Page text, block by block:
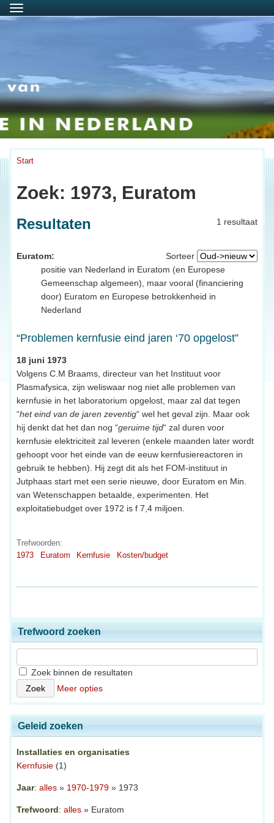
Menu
Start
Zoek: 1973, Euratom
1 resultaat
Resultaten
Sorteer
Euratom:
positie van Nederland in Euratom (en Europese
Gemeenschap algemeen), maar vooral (financiering
door) Euratom en Europese betrokkenheid in
Nederland
“Problemen kernfusie eind jaren ‘70 opgelost”
18 juni 1973
Volgens C.M Braams, directeur van het Instituut voor
Plasmafysica, zijn weliswaar nog niet alle problemen van
kernfusie in het laboratorium opgelost, maar zal dat tegen
“het eind van de jaren zeventig“ wel het geval zijn. Maar ook
hij denkt dat het dan nog “geruime tijd“ zal duren voor
kernfusie elektriciteit zal leveren (enkele maanden later wordt
gehoopt voor het einde van de eeuw kernfusiereactoren in
gebruik te hebben). Hij zegt dit als het FOM-instituut in
Jutphaas start met een serie nieuwe, door Euratom en Min.
van Wetenschappen betaalde, experimenten. Het
exploitatiebudget over 1972 is f 7,4 miljoen.
Trefwoorden:
1973
Euratom Kernfusie Kosten/budget
Trefwoord zoeken
Zoek binnen de resultaten
Meer opties
Geleid zoeken
Installaties en organisaties
Kernfusie (1)
Jaar: alles » 1970-1979 » 1973
Trefwoord: alles » Euratom